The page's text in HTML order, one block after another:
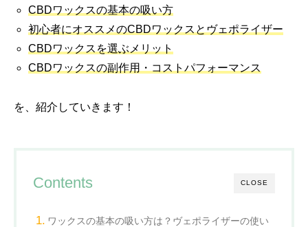
CBDワックスの基本の吸い方
初心者にオススメのCBDワックスとヴェポライザー
CBDワックスを選ぶメリット
CBDワックスの副作用・コストパフォーマンス
を、紹介していきます！
CLOSE
Contents
ワックスの基本の吸い方は？ヴェポライザーの使い